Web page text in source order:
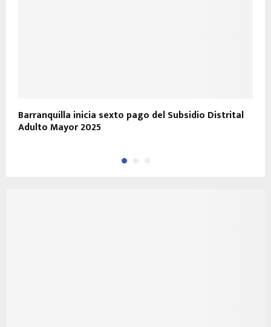
Barranquilla inicia sexto pago del Subsidio Distrital
Adulto Mayor 2025